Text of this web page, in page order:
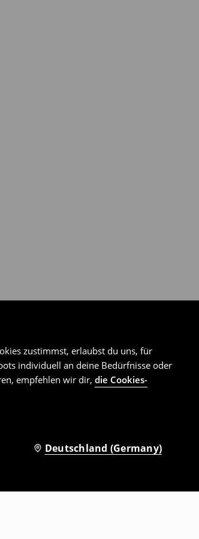
zustimmst, erlaubst du uns, für
individuell an deine Bedürfnisse oder
empfehlen wir dir, die Cookies-
Deutschland (Germany)